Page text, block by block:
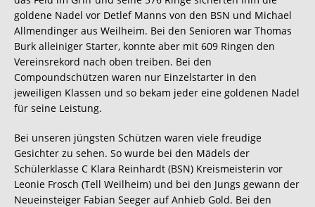
goldene Nadel vor Detlef Manns von den BSN und Michael
Allmendinger aus Weilheim. Bei den Senioren war Thomas
Burk alleiniger Starter, konnte aber mit 609 Ringen den
Vereinsrekord nach oben treiben. Bei den
Compoundschützen waren nur Einzelstarter in den
jeweiligen Klassen und so bekam jeder eine goldenen Nadel
für seine Leistung.
Bei unseren jüngsten Schützen waren viele freudige
Gesichter zu sehen. So wurde bei den Mädels der
Schülerklasse C Klara Reinhardt (BSN) Kreismeisterin vor
Leonie Frosch (Tell Weilheim) und bei den Jungs gewann der
Neueinsteiger Fabian Seeger auf Anhieb Gold. Bei den